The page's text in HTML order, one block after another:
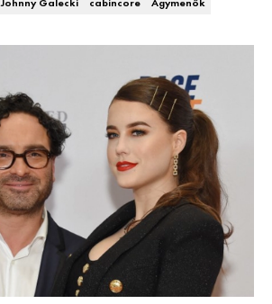
Johnny Galecki cabincore Agymenők